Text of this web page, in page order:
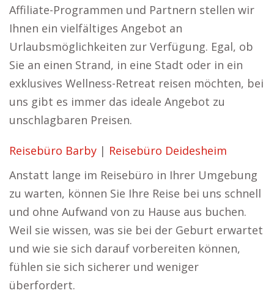
Affiliate-Programmen und Partnern stellen wir
Ihnen ein vielfältiges Angebot an
Urlaubsmöglichkeiten zur Verfügung. Egal, ob
Sie an einen Strand, in eine Stadt oder in ein
exklusives Wellness-Retreat reisen möchten, bei
uns gibt es immer das ideale Angebot zu
unschlagbaren Preisen.
Reisebüro Barby | Reisebüro Deidesheim
Anstatt lange im Reisebüro in Ihrer Umgebung
zu warten, können Sie Ihre Reise bei uns schnell
und ohne Aufwand von zu Hause aus buchen.
Weil sie wissen, was sie bei der Geburt erwartet
und wie sie sich darauf vorbereiten können,
fühlen sie sich sicherer und weniger
überfordert.